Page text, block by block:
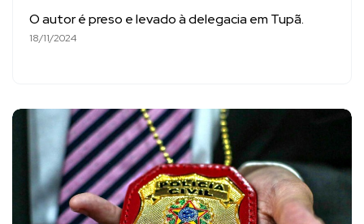
O autor é preso e levado à delegacia em Tupã.
18/11/2024